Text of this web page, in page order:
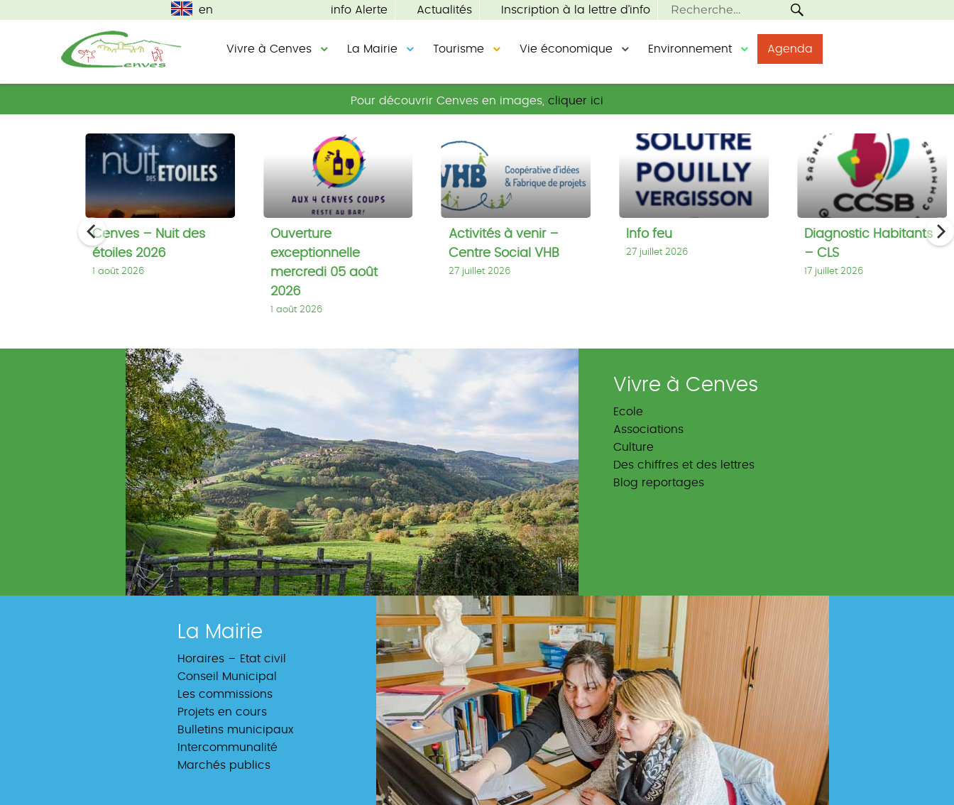
en info Alerte Actualités Inscription à la lettre d’info
Recherche
Cenves
Vivre à Cenves La Mairie Tourisme Vie économique Environnement Agenda
Pour découvrir Cenves en images, cliquer ici
Cenves
des
étoiles
2026
Cenves – Nuit des
étoiles 2026
1 août 2026
Ouverture
exceptionnelle
mercredi
août
2026
Ouverture
exceptionnelle
mercredi 05 août
2026
1 août 2026
Activités
à
venir
–
Centre
Social
VHB
Activités à venir –
Centre Social VHB
27 juillet 2026
Info
feu
Info feu
27 juillet 2026
Diagnostic
Habitants
–
Diagnostic Habitants
– CLS
17 juillet 2026
Vivre à Cenves
Ecole
Associations
Culture
Des chiffres et des lettres
Blog reportages
La Mairie
Horaires – Etat civil
Conseil Municipal
Les commissions
Projets en cours
Bulletins municipaux
Intercommunalité
Marchés publics